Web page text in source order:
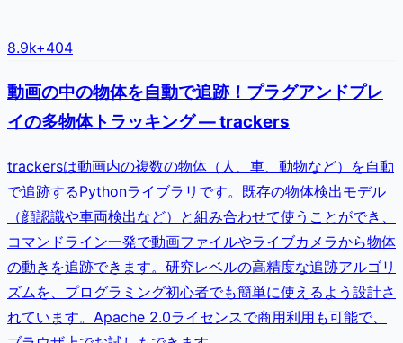
8.9k+404
動画の中の物体を自動で追跡！プラグアンドプレ
イの多物体トラッキング — trackers
trackersは動画内の複数の物体（人、車、動物など）を自動
で追跡するPythonライブラリです。既存の物体検出モデル
（顔認識や車両検出など）と組み合わせて使うことができ、
コマンドライン一発で動画ファイルやライブカメラから物体
の動きを追跡できます。研究レベルの高精度な追跡アルゴリ
ズムを、プログラミング初心者でも簡単に使えるよう設計さ
れています。Apache 2.0ライセンスで商用利用も可能で、